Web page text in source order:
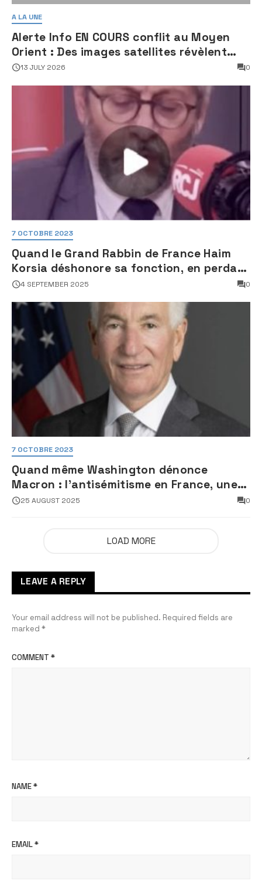
A LA UNE
Alerte Info EN COURS conflit au Moyen
Orient : Des images satellites révèlent
une activité jugée « inquiétante » sur
13 JULY 2026 0
7 OCTOBRE 2023
Quand le Grand Rabbin de France Haim
Korsia déshonore sa fonction, en perdant
son sang froid
4 SEPTEMBER 2025 0
7 OCTOBRE 2023
Quand même Washington dénonce
Macron : l’antisémitisme en France, une
faillite d’État
25 AUGUST 2025 0
LOAD MORE
LEAVE A REPLY
Your email address will not be published. Required fields are
marked *
COMMENT *
NAME*
EMAIL*